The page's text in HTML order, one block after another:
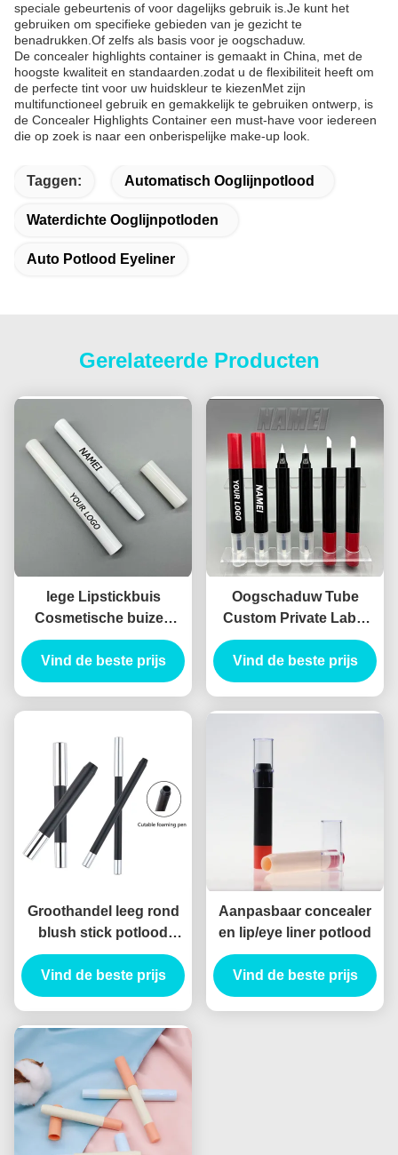
speciale gebeurtenis of voor dagelijks gebruik is.Je kunt het
gebruiken om specifieke gebieden van je gezicht te
benadrukken.Of zelfs als basis voor je oogschaduw.
De concealer highlights container is gemaakt in China, met de
hoogste kwaliteit en standaarden.zodat u de flexibiliteit heeft om
de perfecte tint voor uw huidskleur te kiezenMet zijn
multifunctioneel gebruik en gemakkelijk te gebruiken ontwerp, is
de Concealer Highlights Container een must-have voor iedereen
die op zoek is naar een onberispelijke make-up look.
Taggen: Automatisch Ooglijnpotlood
Waterdichte Ooglijnpotloden
Auto Potlood Eyeliner
Gerelateerde Producten
lege Lipstickbuis
Cosmetische buizen
Verpakking Design
lipstickbuizen
Oogschaduw container
Vind de beste prijs
Oogschaduw Tube
Custom Private Label
Double-headed Hollow
Pretty Container
Oogschaduw Eyeliner
Vind de beste prijs
Groothandel leeg rond
blush stick potlood
lippenstift oogschaduw
contour concealer buis
verpakking
Vind de beste prijs
Aanpasbaar concealer
en lip/eye liner potlood
Vind de beste prijs